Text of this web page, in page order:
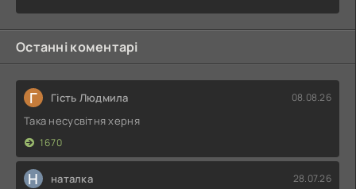
Останні коментарі
Г Гість Людмила 08.08.26
Така несусвітня херня
1670
Н наталка 28.07.26